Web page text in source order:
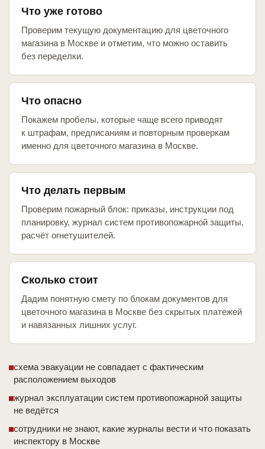
Что уже готово
Проверим текущую документацию для цветочного
магазина в Москве и отметим, что можно оставить
без переделки.
Что опасно
Покажем пробелы, которые чаще всего приводят
к штрафам, предписаниям и повторным проверкам
именно для цветочного магазина в Москве.
Что делать первым
Проверим пожарный блок: приказы, инструкции под
планировку, журнал систем противопожарной защиты,
расчёт огнетушителей.
Сколько стоит
Дадим понятную смету по блокам документов для
цветочного магазина в Москве без скрытых платежей
и навязанных лишних услуг.
схема эвакуации не совпадает с фактическим
расположением выходов
журнал эксплуатации систем противопожарной защиты
не ведётся
сотрудники не знают, какие журналы вести и что показать
инспектору в Москве